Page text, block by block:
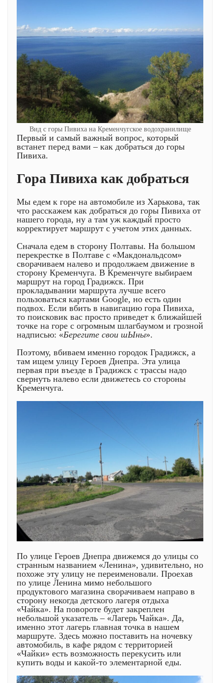
Вид с горы Пивиха на Кременчугское водохранилище
Первый и самый важный вопрос, который
встанет перед вами – как добраться до горы
Пивиха.
Гора Пивиха как добраться
Мы едем к горе на автомобиле из Харькова, так
что расскажем как добраться до горы Пивиха от
нашего города, ну а там уж каждый просто
корректирует маршрут с учетом этих данных.
Сначала едем в сторону Полтавы. На большом
перекрестке в Полтаве с «Макдональдсом»
сворачиваем налево и продолжаем движение в
сторону Кременчуга. В Кременчуге выбираем
маршрут на город Градижск. При
прокладывании маршрута лучше всего
пользоваться картами Google, но есть один
подвох. Если вбить в навигацию гора Пивиха,
то поисковик вас просто приведет к ближайшей
точке на горе с огромным шлагбаумом и грозной
надписью: «Берегите свои шЫны».
Поэтому, вбиваем именно городок Градижск, а
там ищем улицу Героев Днепра. Эта улица
первая при въезде в Градижск с трассы надо
свернуть налево если движетесь со стороны
Кременчуга.
По улице Героев Днепра движемся до улицы со
странным названием «Ленина», удивительно, но
похоже эту улицу не переименовали. Проехав
по улице Ленина мимо небольшого
продуктового магазина сворачиваем направо в
сторону некогда детского лагеря отдыха
«Чайка». На повороте будет закреплен
небольшой указатель – «Лагерь Чайка». Да,
именно этот лагерь главная точка в нашем
маршруте. Здесь можно поставить на ночевку
автомобиль, в кафе рядом с территорией
«Чайки» есть возможность перекусить или
купить воды и какой-то элементарной еды.